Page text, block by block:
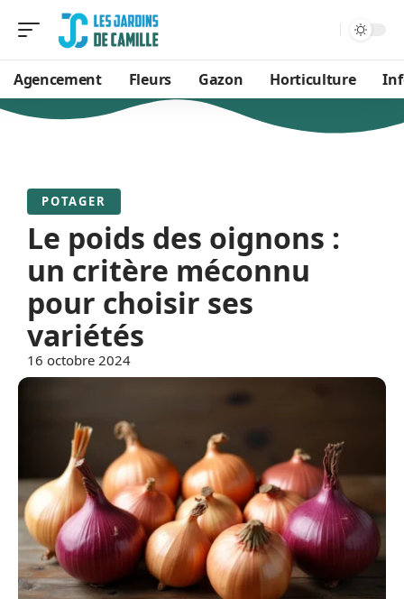
Agencement Fleurs Gazon Horticulture
POTAGER
Le poids des oignons :
un critère méconnu
pour choisir ses
variétés
16 octobre 2024